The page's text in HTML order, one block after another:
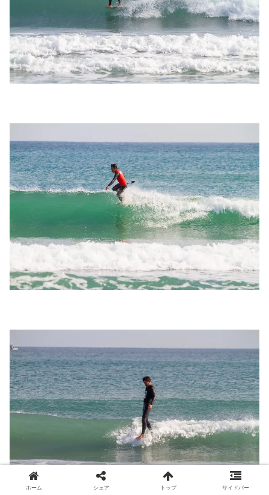
ホーム シェア トップ サイドバー